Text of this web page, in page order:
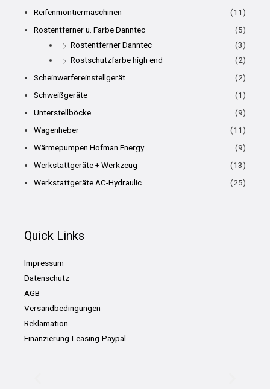
Reifenmontiermaschinen
(11)
Rostentferner u. Farbe Danntec
(5)
Rostentferner Danntec
(3)
Rostschutzfarbe high end
(2)
Scheinwerfereinstellgerät
(2)
Schweißgeräte
(1)
Unterstellböcke
(9)
Wagenheber
(11)
Wärmepumpen Hofman Energy
(9)
Werkstattgeräte + Werkzeug
(13)
Werkstattgeräte AC-Hydraulic
(25)
Quick Links
Impressum
Datenschutz
AGB
Versandbedingungen
Reklamation
Finanzierung-Leasing-Paypal